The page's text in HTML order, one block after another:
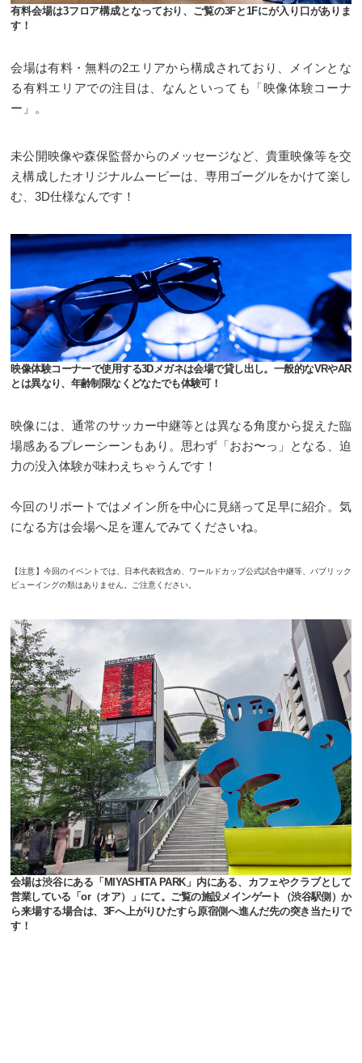
有料会場は3フロア構成となっており、ご覧の3Fと1Fにが入り口がありま
す！
会場は有料・無料の2エリアから構成されており、メインとな
る有料エリアでの注目は、なんといっても「映像体験コーナ
ー」。
未公開映像や森保監督からのメッセージなど、貴重映像等を交
え構成したオリジナルムービーは、専用ゴーグルをかけて楽し
む、3D仕様なんです！
映像体験コーナーで使用する3Dメガネは会場で貸し出し。一般的なVRやAR
とは異なり、年齢制限なくどなたでも体験可！
映像には、通常のサッカー中継等とは異なる角度から捉えた臨
場感あるプレーシーンもあり。思わず「おお〜っ」となる、迫
力の没入体験が味わえちゃうんです！
今回のリポートではメイン所を中心に見繕って足早に紹介。気
になる方は会場へ足を運んでみてくださいね。
【注意】今回のイベントでは、日本代表戦含め、ワールドカップ公式試合中継等、パブリック
ビューイングの類はありません。ご注意ください。
会場は渋谷にある「MIYASHITA PARK」内にある、カフェやクラブとして
営業している「or（オア）」にて。ご覧の施設メインゲート（渋谷駅側）か
ら来場する場合は、3Fへ上がりひたすら原宿側へ進んだ先の突き当たりで
す！